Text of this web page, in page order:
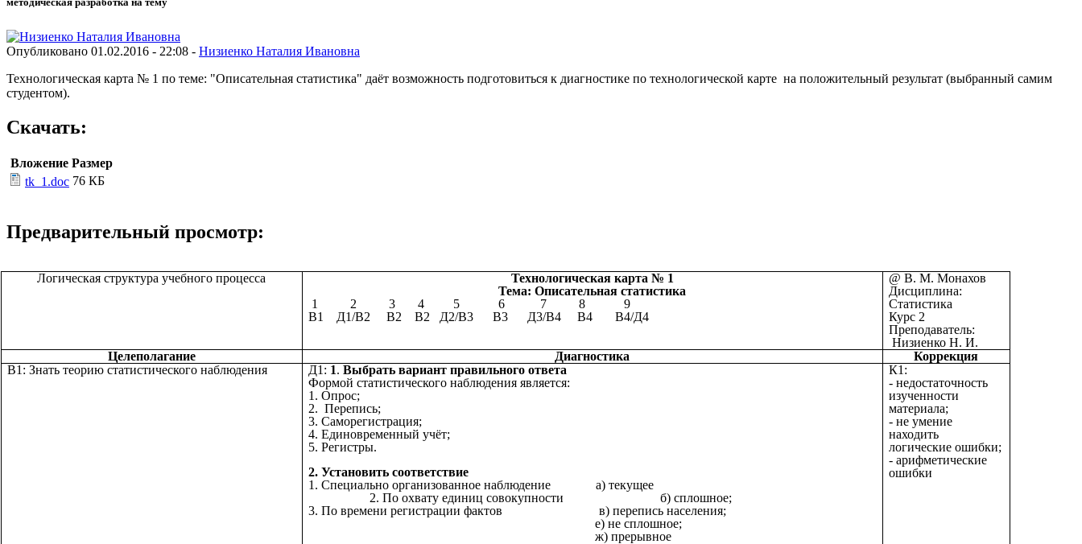
Опубликовано 01.02.2016 - 22:08 - Низиенко Наталия Ивановна
Технологическая карта № 1 по теме: "Описательная статистика" даёт возможность подготовиться к диагностике по технологической карте на положительный результат (выбранный самим
студентом).
Скачать:
Вложение Размер
tk_1.doc 76 КБ
Предварительный просмотр:
Логическая структура учебного процесса
Технологическая карта № 1
Тема: Описательная статистика
1 2 3 4 5 6 7 8 9
В1 Д1/В2 В2 В2 Д2/В3 В3 Д3/В4 В4 В4/Д4
@ В. М. Монахов
Дисциплина:
Статистика
Курс 2
Преподаватель:
Низиенко Н. И.
Целеполагание
Диагностика
Коррекция
В1: Знать теорию статистического наблюдения
Д1: 1. Выбрать вариант правильного ответа
Формой статистического наблюдения является:
1. Опрос;
2. Перепись;
3. Саморегистрация;
4. Единовременный учёт;
5. Регистры.
2. Установить соответствие
1. Специально организованное наблюдение а) текущее
2. По охвату единиц совокупности б) сплошное;
3. По времени регистрации фактов в) перепись населения;
е) не сплошное;
ж) прерывное
К1:
- недостаточность
изученности
материала;
- не умение
находить
логические ошибки;
- арифметические
ошибки